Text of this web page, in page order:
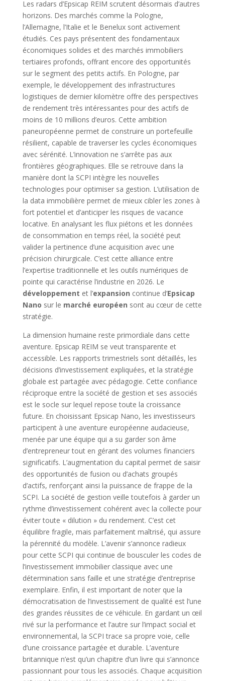
Les radars d’Epsicap REIM scrutent désormais d’autres
horizons. Des marchés comme la Pologne,
l’Allemagne, l’Italie et le Benelux sont activement
étudiés. Ces pays présentent des fondamentaux
économiques solides et des marchés immobiliers
tertiaires profonds, offrant encore des opportunités
sur le segment des petits actifs. En Pologne, par
exemple, le développement des infrastructures
logistiques de dernier kilomètre offre des perspectives
de rendement très intéressantes pour des actifs de
moins de 10 millions d’euros. Cette ambition
paneuropéenne permet de construire un portefeuille
résilient, capable de traverser les cycles économiques
avec sérénité. L’innovation ne s’arrête pas aux
frontières géographiques. Elle se retrouve dans la
manière dont la SCPI intègre les nouvelles
technologies pour optimiser sa gestion. L’utilisation de
la data immobilière permet de mieux cibler les zones à
fort potentiel et d’anticiper les risques de vacance
locative. En analysant les flux piétons et les données
de consommation en temps réel, la société peut
valider la pertinence d’une acquisition avec une
précision chirurgicale. C’est cette alliance entre
l’expertise traditionnelle et les outils numériques de
pointe qui caractérise l’industrie en 2026. Le
développement et l’expansion continue d’Epsicap
Nano sur le marché européen sont au cœur de cette
stratégie.
La dimension humaine reste primordiale dans cette
aventure. Epsicap REIM se veut transparente et
accessible. Les rapports trimestriels sont détaillés, les
décisions d’investissement expliquées, et la stratégie
globale est partagée avec pédagogie. Cette confiance
réciproque entre la société de gestion et ses associés
est le socle sur lequel repose toute la croissance
future. En choisissant Epsicap Nano, les investisseurs
participent à une aventure européenne audacieuse,
menée par une équipe qui a su garder son âme
d’entrepreneur tout en gérant des volumes financiers
significatifs. L’augmentation du capital permet de saisir
des opportunités de fusion ou d’achats groupés
d’actifs, renforçant ainsi la puissance de frappe de la
SCPI. La société de gestion veille toutefois à garder un
rythme d’investissement cohérent avec la collecte pour
éviter toute « dilution » du rendement. C’est cet
équilibre fragile, mais parfaitement maîtrisé, qui assure
la pérennité du modèle. L’avenir s’annonce radieux
pour cette SCPI qui continue de bousculer les codes de
l’investissement immobilier classique avec une
détermination sans faille et une stratégie d’entreprise
exemplaire. Enfin, il est important de noter que la
démocratisation de l’investissement de qualité est l’une
des grandes réussites de ce véhicule. En gardant un œil
rivé sur la performance et l’autre sur l’impact social et
environnemental, la SCPI trace sa propre voie, celle
d’une croissance partagée et durable. L’aventure
britannique n’est qu’un chapitre d’un livre qui s’annonce
passionnant pour tous les associés. Chaque acquisition